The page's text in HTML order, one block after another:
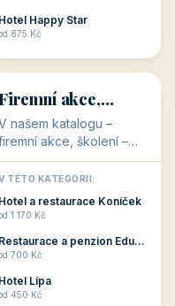
Hotel Happy Star
875 Kč
💼
31 objektů
akce,
našem katalogu –
akce, školení –
pro Vás připraveny
které mají
zkušenosti pořádat i
firemní akce a
ob...
TÉTO KATEGORII:
Hotel a restaurace Koníček
1 170 Kč
Restaurace a penzion Eduard
700 Kč
Hotel Lípa
450 Kč